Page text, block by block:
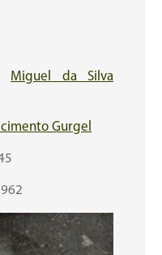
Miguel da Silva
Gurgel